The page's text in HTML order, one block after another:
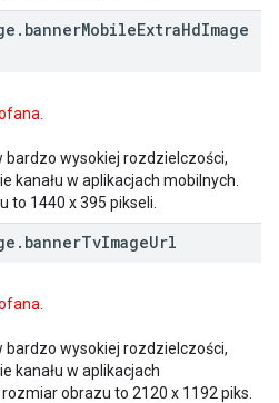
. bannerMobileExtraHdImage
bardzo wysokiej rozdzielczości,
kanału w aplikacjach mobilnych.
to 1440 x 395 pikseli.
. bannerTvImageUrl
bardzo wysokiej rozdzielczości,
kanału w aplikacjach
obrazu to 2120 x 1192 piks.